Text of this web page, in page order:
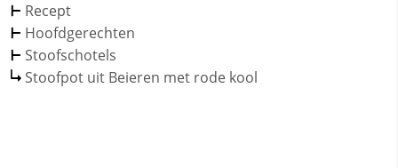
Recept
Hoofdgerechten
Stoofschotels
Stoofpot uit Beieren met rode kool